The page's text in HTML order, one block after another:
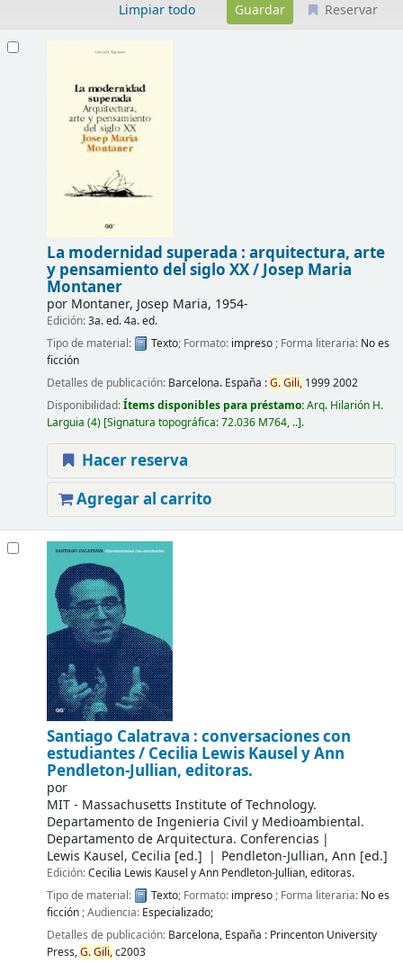
Limpiar todo
Reservar
La modernidad superada : arquitectura, arte
y pensamiento del siglo XX /Josep Maria
Montaner
por Montaner, Josep Maria, 1954-
Edición:3a. ed. 4a. ed.
Tipo de material:
Texto; Formato: impreso; Forma literaria: No es
ficción
Detalles de publicación: Barcelona. España :G.Gili, 1999 2002
Disponibilidad:Ítems disponibles para préstamo:Arq. Hilarión H.
Larguia (4) Signatura topográfica:72.036 M764, .. .
Hacer reserva
Agregar al carrito
Santiago Calatrava : conversaciones con
estudiantes / Cecilia Lewis Kausel y Ann
Pendleton-Jullian, editoras.
por
MIT - Massachusetts Institute of Technology.
Departamento de Ingenieria Civil y Medioambiental.
Departamento de Arquitectura. Conferencias
Lewis Kausel, Cecilia [ed.] Pendleton-Jullian, Ann [ed.]
Edición:Cecilia Lewis Kausel y Ann Pendleton-Jullian, editoras.
Tipo de material:
Texto; Formato: impreso; Forma literaria: No es
ficción; Audiencia: Especializado;
Detalles de publicación: Barcelona, España : Princenton University
Press,G.Gili,c2003